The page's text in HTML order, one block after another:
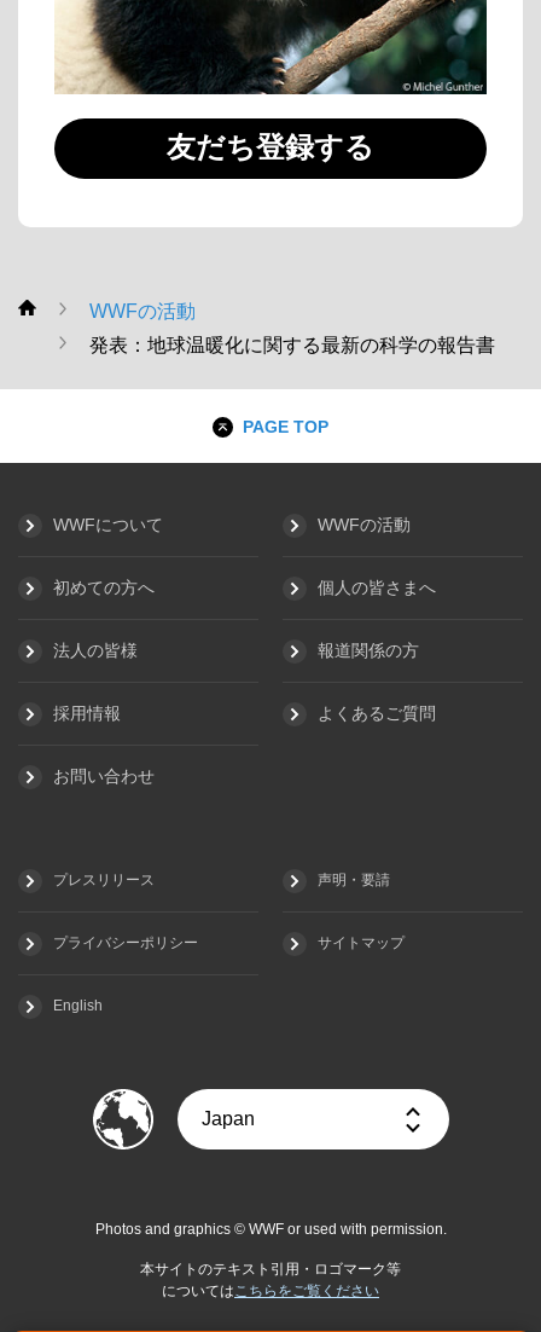
友だち登録する
WWF
WWFの活動
発表：地球温暖化に関する最新の科学の報告書
PAGE TOP
WWFについて WWFの活動
初めての方へ 個人の皆さまへ
法人の皆様 報道関係の方
採用情報 よくあるご質問
お問い合わせ
プレスリリース 声明・要請
プライバシーポリシー サイトマップ
English
Photos and graphics © WWF or used with permission.
本サイトのテキスト引用・ロゴマーク等
についてはこちらをご覧ください